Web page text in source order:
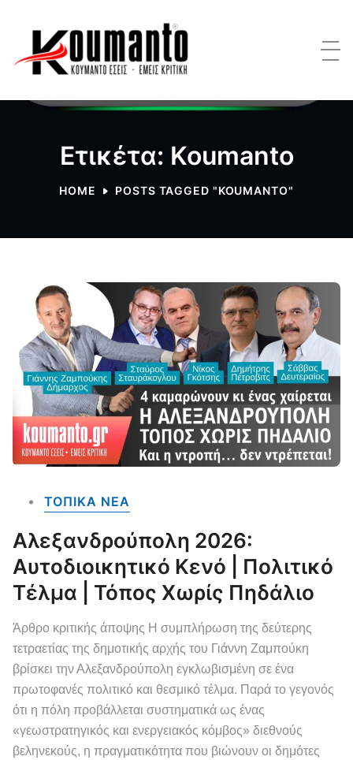
Ετικέτα: Koumanto
HOME POSTS TAGGED "KOUMANTO"
ΤΟΠΙΚΑ NEA
Αλεξανδρούπολη 2026:
Αυτοδιοικητικό Κενό | Πολιτικό
Τέλμα | Τόπος Χωρίς Πηδάλιο
Άρθρο κριτικής άποψης Η συμπλήρωση της δεύτερης
τετραετίας της δημοτικής αρχής του Γιάννη Ζαμπούκη
βρίσκει την Αλεξανδρούπολη εγκλωβισμένη σε ένα
πρωτοφανές πολιτικό και θεσμικό τέλμα. Παρά το γεγονός
ότι η πόλη προβάλλεται συστηματικά ως ένας
«γεωστρατηγικός και ενεργειακός κόμβος» διεθνούς
βεληνεκούς, η πραγματικότητα που βιώνουν οι δημότες